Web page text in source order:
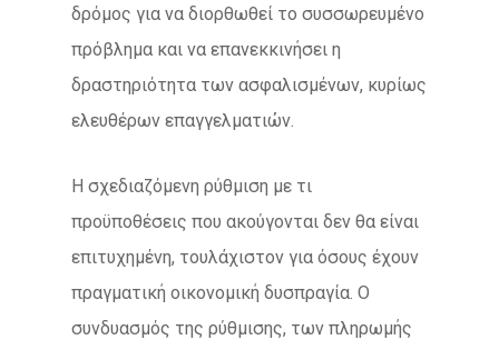
δρόμος για να διορθωθεί το συσσωρευμένο
πρόβλημα και να επανεκκινήσει η
δραστηριότητα των ασφαλισμένων, κυρίως
ελευθέρων επαγγελματιών.
Η σχεδιαζόμενη ρύθμιση με τι
προϋποθέσεις που ακούγονται δεν θα είναι
επιτυχημένη, τουλάχιστον για όσους έχουν
πραγματική οικονομική δυσπραγία. Ο
συνδυασμός της ρύθμισης, των πληρωμής